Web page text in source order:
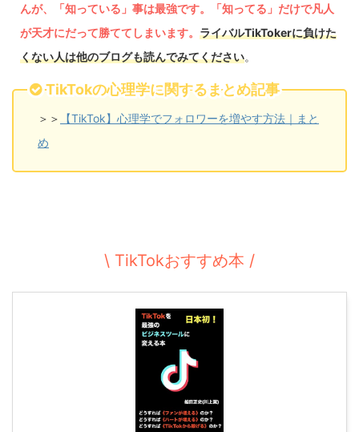
んが、「知っている」事は最強です。「知ってる」だけで凡人
が天才にだって勝ててしまいます。 ライバルTikTokerに負けた
くない人は他のブログも読んでみてください。
TikTokの心理学に関するまとめ記事
＞＞
【TikTok】心理学でフォロワーを増やす方法｜まと
め
\ TikTokおすすめ本 /